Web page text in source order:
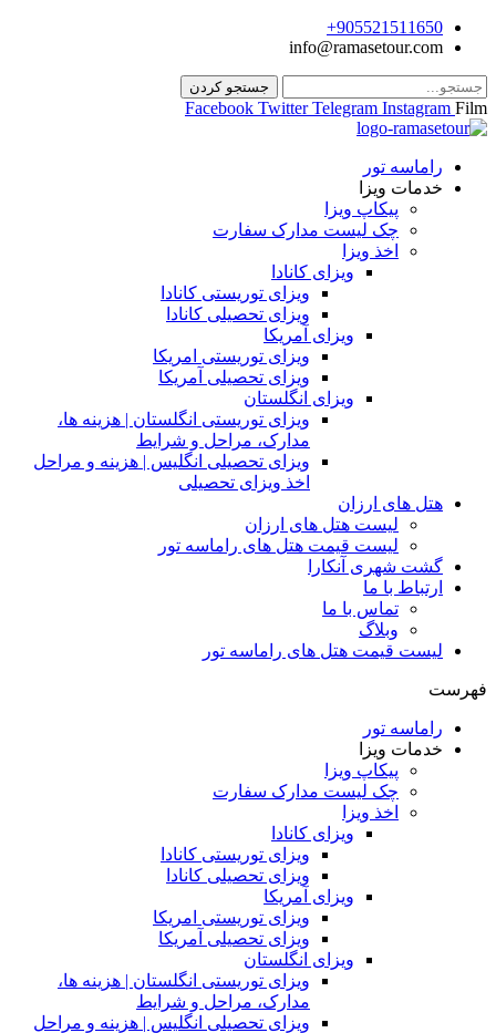
905521511650+
info@ramasetour.com
جستجو کردن
Facebook Twitter Telegram Instagram Film
راماسه تور
خدمات ویزا
پیکاپ ویزا
چک لیست مدارک سفارت
اخذ ویزا
ویزای کانادا
ویزای توریستی کانادا
ویزای تحصیلی کانادا
ویزای آمریکا
ویزای توریستی امریکا
ویزای تحصیلی آمریکا
ویزای انگلستان
ویزای توریستی انگلستان | هزینه ها،
مدارک، مراحل و شرایط
ویزای تحصیلی انگلیس | هزینه و مراحل
اخذ ویزای تحصیلی
هتل های ارزان
لیست هتل های ارزان
لیست قیمت هتل های راماسه تور
گشت شهری آنکارا
ارتباط با ما
تماس با ما
وبلاگ
لیست قیمت هتل های راماسه تور
فهرست
راماسه تور
خدمات ویزا
پیکاپ ویزا
چک لیست مدارک سفارت
اخذ ویزا
ویزای کانادا
ویزای توریستی کانادا
ویزای تحصیلی کانادا
ویزای آمریکا
ویزای توریستی امریکا
ویزای تحصیلی آمریکا
ویزای انگلستان
ویزای توریستی انگلستان | هزینه ها،
مدارک، مراحل و شرایط
ویزای تحصیلی انگلیس | هزینه و مراحل